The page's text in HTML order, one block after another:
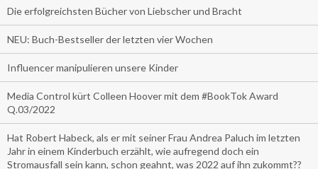
Die erfolgreichsten Bücher von Liebscher und Bracht
NEU: Buch-Bestseller der letzten vier Wochen
Influencer manipulieren unsere Kinder
Media Control kürt Colleen Hoover mit dem #BookTok Award
Q.03/2022
Hat Robert Habeck, als er mit seiner Frau Andrea Paluch im letzten
Jahr in einem Kinderbuch erzählt, wie aufregend doch ein
Stromausfall sein kann, schon geahnt, was 2022 auf ihn zukommt??